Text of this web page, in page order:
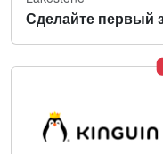
Сделайте первый